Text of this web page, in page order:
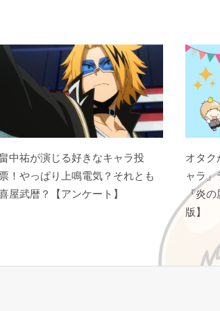
畠中祐が演じる好きなキャラ投
票！やっぱり上鳴電気？それとも
屋武暦？【アンケート】
オタク
ャラ」
『炎の
版】